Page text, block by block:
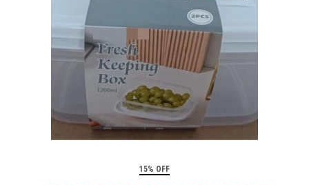
15% OFF